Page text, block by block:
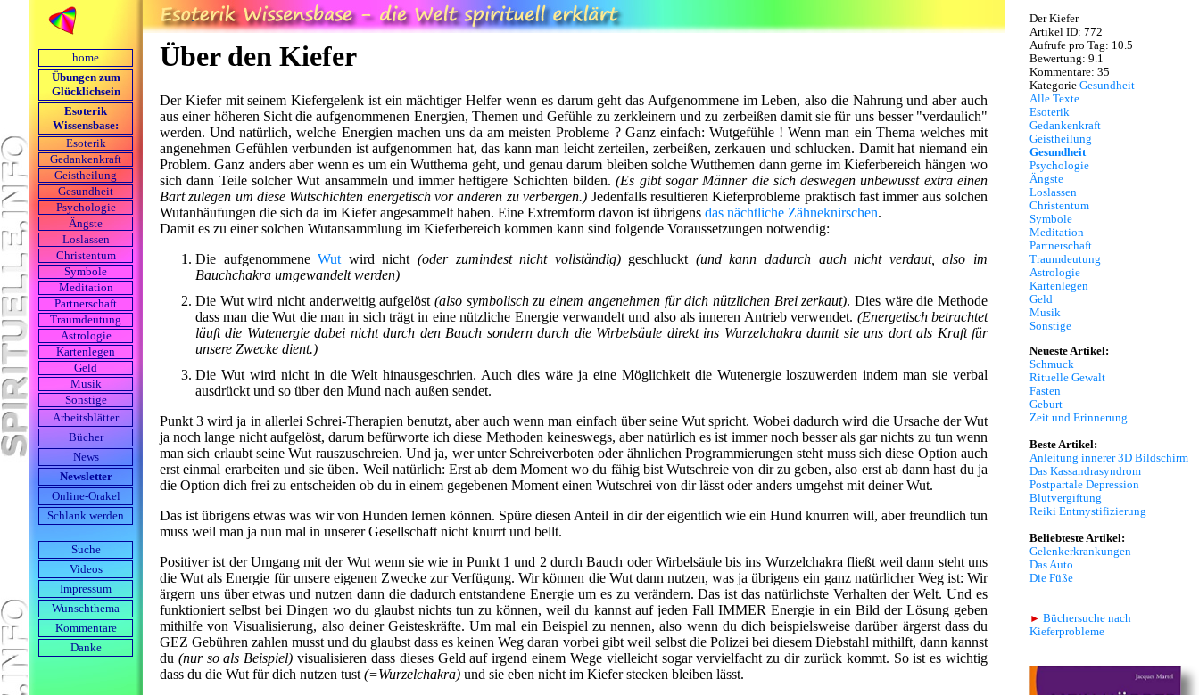
home
Übungen zum
Glücklichsein
Esoterik
Wissensbase:
Esoterik
Gedankenkraft
Geistheilung
Gesundheit
Psychologie
Ängste
Loslassen
Christentum
Symbole
Meditation
Partnerschaft
Traumdeutung
Astrologie
Kartenlegen
Geld
Musik
Sonstige
Arbeits­blätter
Bücher
News
Newsletter
Online-Orakel
Schlank werden
Suche
Videos
Impressum
Wunschthema
Kommentare
Danke
Über den Kiefer
Der Kiefer mit seinem Kiefergelenk ist ein mächtiger Helfer wenn es darum geht das Aufgenommene im Leben, also die Nahrung und aber auch
aus einer höheren Sicht die aufgenommenen Energien, Themen und Gefühle zu zerkleinern und zu zerbeißen damit sie für uns besser "verdaulich"
werden. Und natürlich, welche Energien machen uns da am meisten Probleme ? Ganz einfach: Wutgefühle ! Wenn man ein Thema welches mit
angenehmen Gefühlen verbunden ist aufgenommen hat, das kann man leicht zerteilen, zerbeißen, zerkauen und schlucken. Damit hat niemand ein
Problem. Ganz anders aber wenn es um ein Wutthema geht, und genau darum bleiben solche Wutthemen dann gerne im Kieferbereich hängen wo
sich dann Teile solcher Wut ansammeln und immer heftigere Schichten bilden.(Es gibt sogar Männer die sich deswegen unbewusst extra einen
Bart zulegen um diese Wutschichten energetisch vor anderen zu verbergen.) Jedenfalls resultieren Kieferprobleme praktisch fast immer aus solchen
Wutanhäufungen die sich da im Kiefer angesammelt haben. Eine Extremform davon ist übrigens das nächtliche Zähneknirschen.
Damit es zu einer solchen Wutansammlung im Kieferbereich kommen kann sind folgende Voraussetzungen notwendig:
Die aufgenommeneWut wird nicht (oder zumindest nicht vollständig)geschluckt (und kann dadurch auch nicht verdaut, also im
Bauchchakra umgewandelt werden)
Die Wut wird nicht anderweitig aufgelöst(also symbolisch zu einem angenehmen für dich nützlichen Brei zerkaut). Dies wäre die Methode
dass man die Wut die man in sich trägt in eine nützliche Energie verwandelt und also als inneren Antrieb verwendet. (Energetisch betrachtet
läuft die Wutenergie dabei nicht durch den Bauch sondern durch die Wirbelsäule direkt ins Wurzelchakra damit sie uns dort als Kraft für
unsere Zwecke dient.)
Die Wut wird nicht in die Welt hinausgeschrien. Auch dies wäre ja eine Möglichkeit die Wutenergie loszuwerden indem man sie verbal
ausdrückt und so über den Mund nach außen sendet.
Punkt 3 wird ja in allerlei Schrei-Therapien benutzt, aber auch wenn man einfach über seine Wut spricht. Wobei dadurch wird die Ursache der Wut
ja noch lange nicht aufgelöst, darum befürworte ich diese Methoden keineswegs, aber natürlich es ist immer noch besser als gar nichts zu tun wenn
man sich erlaubt seine Wut rauszuschreien. Und ja, wer unter Schreiverboten oder ähnlichen Programmierungen steht muss sich diese Option auch
erst einmal erarbeiten und sie üben. Weil natürlich: Erst ab dem Moment wo du fähig bist Wutschreie von dir zu geben, also erst ab dann hast du ja
die Option dich frei zu entscheiden ob du in einem gegebenen Moment einen Wutschrei von dir lässt oder anders umgehst mit deiner Wut.
Das ist übrigens etwas was wir von Hunden lernen können. Spüre diesen Anteil in dir der eigentlich wie ein Hund knurren will, aber freundlich tun
muss weil man ja nun mal in unserer Gesellschaft nicht knurrt und bellt.
Positiver ist der Umgang mit der Wut wenn sie wie in Punkt 1 und 2 durch Bauch oder Wirbelsäule bis ins Wurzelchakra fließt weil dann steht uns
die Wut als Energie für unsere eigenen Zwecke zur Verfügung. Wir können die Wut dann nutzen, was ja übrigens ein ganz natürlicher Weg ist: Wir
ärgern uns über etwas und nutzen dann die dadurch entstandene Energie um es zu verändern. Das ist das natürlichste Verhalten der Welt. Und es
funktioniert selbst bei Dingen wo du glaubst nichts tun zu können, weil du kannst auf jeden Fall IMMER Energie in ein Bild der Lösung geben
mithilfe von Visualisierung, also deiner Geisteskräfte. Um mal ein Beispiel zu nennen, also wenn du dich beispielsweise darüber ärgerst dass du
GEZ Gebühren zahlen musst und du glaubst dass es keinen Weg daran vorbei gibt weil selbst die Polizei bei diesem Diebstahl mithilft, dann kannst
du (nur so als Beispiel) visualisieren dass dieses Geld auf irgend einem Wege vielleicht sogar vervielfacht zu dir zurück kommt. So ist es wichtig
dass du die Wut für dich nutzen tust (=Wurzelchakra) und sie eben nicht im Kiefer stecken bleiben lässt.
Der Kiefer
Artikel ID: 772
Aufrufe pro Tag: 10.5
Bewertung: 9.1
Kommentare: 35
Kategorie Gesundheit
Alle Texte
Esoterik
Gedankenkraft
Geistheilung
Gesundheit
Psychologie
Ängste
Loslassen
Christentum
Symbole
Meditation
Partnerschaft
Traumdeutung
Astrologie
Kartenlegen
Geld
Musik
Sonstige
Neueste Artikel:
Schmuck
Rituelle Gewalt
Fasten
Geburt
Zeit und Erinnerung
Beste Artikel:
Anleitung innerer 3D Bildschirm
Das Kassandrasyndrom
Postpartale Depression
Blutvergiftung
Reiki Entmystifizierung
Beliebteste Artikel:
Gelenkerkrankungen
Das Auto
Die Füße
► Büchersuche nach
Kieferprobleme